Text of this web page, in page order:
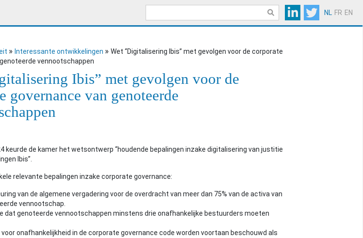
NL FR EN
»Interessante ontwikkelingen »Wet “Digitalisering Ibis” met gevolgen voor de corporate
vennootschappen
Ibis” met gevolgen voor de
governance van genoteerde
keurde de kamer het wetsontwerp “houdende bepalingen inzake digitalisering van justitie
Ibis”.
relevante bepalingen inzake corporate governance:
van de algemene vergadering voor de overdracht van meer dan 75% van de activa van
vennootschap.
dat genoteerde vennootschappen minstens drie onafhankelijke bestuurders moeten
voor onafhankelijkheid in de corporate governance code worden voortaan beschouwd als